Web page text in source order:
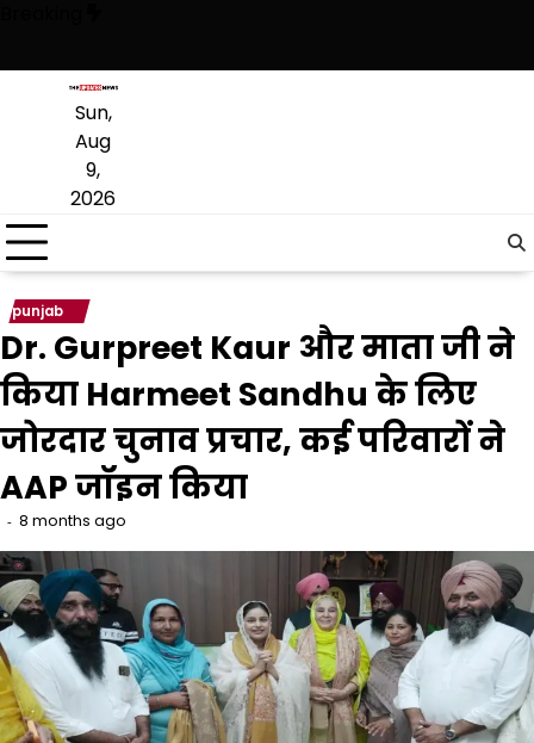
content
Sun,
Aug
9,
2026
punjab
Dr. Gurpreet Kaur और माता जी ने
किया Harmeet Sandhu के लिए
जोरदार चुनाव प्रचार, कई परिवारों ने
AAP जॉइन किया
8 months ago